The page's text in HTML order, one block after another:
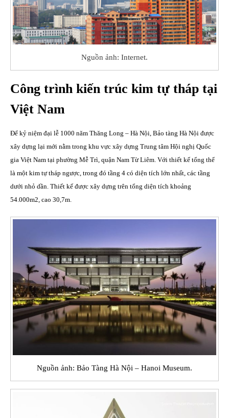
Nguồn ảnh: Internet.
Công trình kiến trúc kim tự tháp tại
Việt Nam
Để kỷ niệm đại lễ 1000 năm Thăng Long – Hà Nội, Bảo tàng Hà Nội được
xây dựng lại mới nằm trong khu vực xây dựng Trung tâm Hội nghị Quốc
gia Việt Nam tại phường Mễ Trì, quận Nam Từ Liêm. Với thiết kế tổng thể
là một kim tự tháp ngược, trong đó tầng 4 có diện tích lớn nhất, các tầng
dưới nhỏ dần. Thiết kế được xây dựng trên tổng diện tích khoảng
54.000m2, cao 30,7m.
Nguồn ảnh: Bảo Tàng Hà Nội – Hanoi Museum.